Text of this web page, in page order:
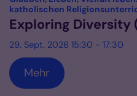
katholischen
Exploring Diversity
29. Sept. 2026 15:30 - 17:30
Mehr